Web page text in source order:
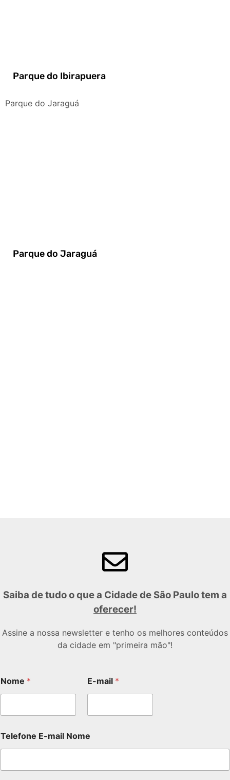
Parque do Ibirapuera
Parque do Jaraguá
Parque do Jaraguá
Saiba de tudo o que a Cidade de São Paulo tem a
oferecer!
Assine a nossa newsletter e tenho os melhores conteúdos
da cidade em "primeira mão"!
Nome * E-mail *
Telefone E-mail Nome